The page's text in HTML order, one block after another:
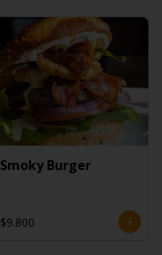
Smoky Burger
$9.800